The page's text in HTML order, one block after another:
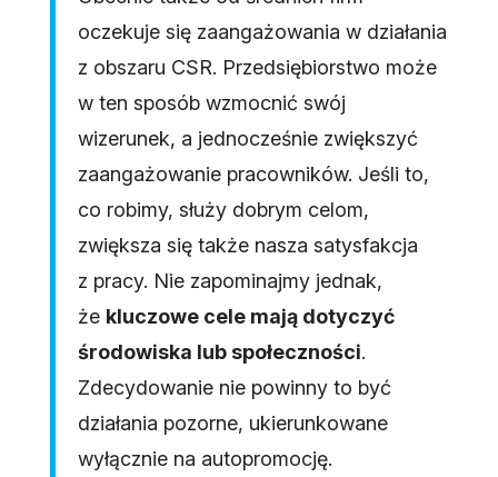
oczekuje się zaangażowania w działania
z obszaru CSR. Przedsiębiorstwo może
w ten sposób wzmocnić swój
wizerunek, a jednocześnie zwiększyć
zaangażowanie pracowników. Jeśli to,
co robimy, służy dobrym celom,
zwiększa się także nasza satysfakcja
z pracy. Nie zapominajmy jednak,
że kluczowe cele mają dotyczyć
środowiska lub społeczności.
Zdecydowanie nie powinny to być
działania pozorne, ukierunkowane
wyłącznie na autopromocję.